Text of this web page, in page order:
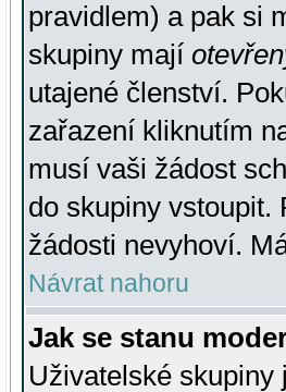
pravidlem) a pak si
skupiny mají
utajené členství.
zařazení kliknutím
musí vaši žádost
do skupiny vstoupit.
žádosti nevyhoví.
Návrat nahoru
Jak se stanu
Uživatelské skupiny